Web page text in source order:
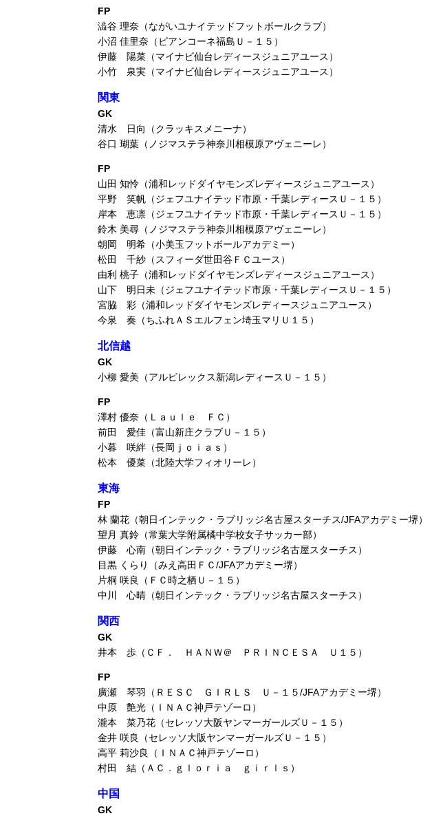
FP
澁谷 理奈（ながいユナイテッドフットボールクラブ）
小沼 佳里奈（ビアンコーネ福島Ｕ－１５）
伊藤 陽菜（マイナビ仙台レディースジュニアユース）
小竹 泉実（マイナビ仙台レディースジュニアユース）
関東
GK
清水 日向（クラッキスメニーナ）
谷口 瑚葉（ノジマステラ神奈川相模原アヴェニーレ）
FP
山田 知怜（浦和レッドダイヤモンズレディースジュニアユース）
平野 笑帆（ジェフユナイテッド市原・千葉レディースＵ－１５）
岸本 恵凛（ジェフユナイテッド市原・千葉レディースＵ－１５）
鈴木 美尋（ノジマステラ神奈川相模原アヴェニーレ）
朝岡 明希（小美玉フットボールアカデミー）
松田 千紗（スフィーダ世田谷ＦＣユース）
由利 桃子（浦和レッドダイヤモンズレディースジュニアユース）
山下 明日未（ジェフユナイテッド市原・千葉レディースＵ－１５）
宮脇 彩（浦和レッドダイヤモンズレディースジュニアユース）
今泉 奏（ちふれＡＳエルフェン埼玉マリＵ­１５）
北信越
GK
小柳 愛美（アルビレックス新潟レディースＵ－１５）
FP
澤村 優奈（Ｌａｕｌｅ ＦＣ）
前田 愛佳（富山新庄クラブＵ－１５）
小暮 咲絆（⾧岡ｊｏｉａｓ）
松本 優菜（北陸大学フィオリーレ）
東海
FP
林 蘭花（朝日インテック・ラブリッジ名古屋スターチス/JFAアカデミー堺）
望月 真鈴（常葉大学附属橘中学校女子サッカー部）
伊藤 心南（朝日インテック・ラブリッジ名古屋スターチス）
目黒 くらり（みえ高田ＦＣ/JFAアカデミー堺）
片桐 咲良（ＦＣ時之栖Ｕ－１５）
中川 心晴（朝日インテック・ラブリッジ名古屋スターチス）
関西
GK
井本 歩（ＣＦ． ＨＡＮＷ＠ ＰＲＩＮＣＥＳＡ Ｕ１５）
FP
廣瀬 琴羽（ＲＥＳＣ ＧＩＲＬＳ Ｕ－１５/JFAアカデミー堺）
中原 艶光（ＩＮＡＣ神戸テゾーロ）
瀧本 菜乃花（セレッソ大阪ヤンマーガールズＵ－１５）
金井 咲良（セレッソ大阪ヤンマーガールズＵ－１５）
高平 莉沙良（ＩＮＡＣ神戸テゾーロ）
村田 結（ＡＣ．ｇｌｏｒｉａ ｇｉｒｌｓ）
中国
GK